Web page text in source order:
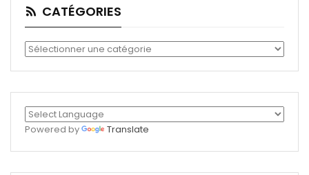
CATÉGORIES
Catégories
Powered by Translate